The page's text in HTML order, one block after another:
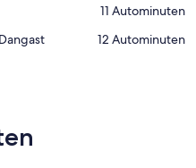
‪11 Autominuten‬
‪12 Autominuten‬